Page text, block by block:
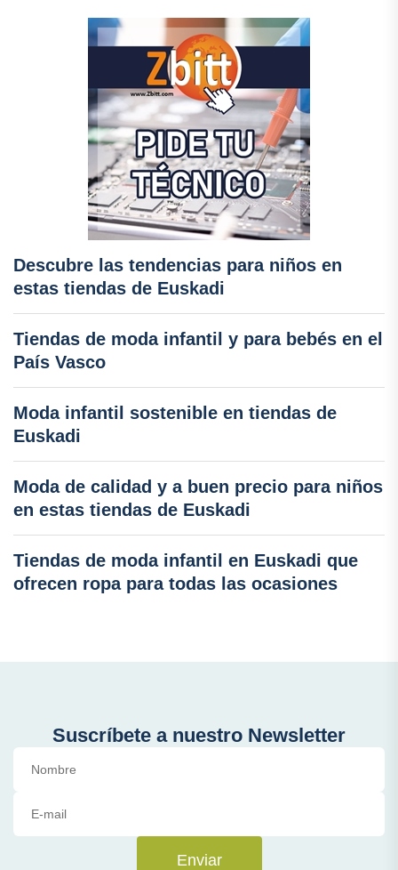
Descubre las tendencias para niños en
estas tiendas de Euskadi
Tiendas de moda infantil y para bebés en el
País Vasco
Moda infantil sostenible en tiendas de
Euskadi
Moda de calidad y a buen precio para niños
en estas tiendas de Euskadi
Tiendas de moda infantil en Euskadi que
ofrecen ropa para todas las ocasiones
Suscríbete a nuestro Newsletter
Enviar